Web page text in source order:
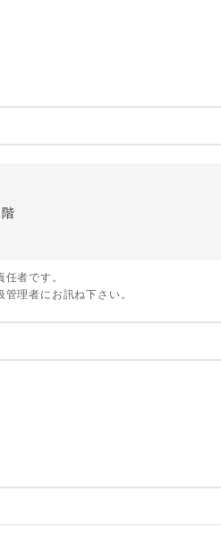
者です。
理者にお訊ね下さい。
加いただけるコースです。
指定なので、ご出発の計画にと